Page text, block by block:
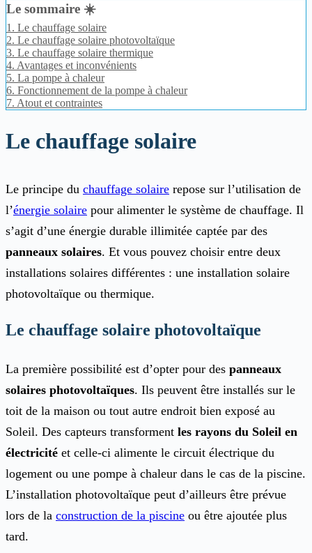
Le sommaire ☀️
1. Le chauffage solaire
2. Le chauffage solaire photovoltaïque
3. Le chauffage solaire thermique
4. Avantages et inconvénients
5. La pompe à chaleur
6. Fonctionnement de la pompe à chaleur
7. Atout et contraintes
Le chauffage solaire
Le principe du chauffage solaire repose sur l’utilisation de
l’énergie solaire pour alimenter le système de chauffage. Il
s’agit d’une énergie durable illimitée captée par des
panneaux solaires. Et vous pouvez choisir entre deux
installations solaires différentes : une installation solaire
photovoltaïque ou thermique.
Le chauffage solaire photovoltaïque
La première possibilité est d’opter pour des panneaux
solaires photovoltaïques. Ils peuvent être installés sur le
toit de la maison ou tout autre endroit bien exposé au
Soleil. Des capteurs transforment les rayons du Soleil en
électricité et celle-ci alimente le circuit électrique du
logement ou une pompe à chaleur dans le cas de la piscine.
L’installation photovoltaïque peut d’ailleurs être prévue
lors de la construction de la piscine ou être ajoutée plus
tard.